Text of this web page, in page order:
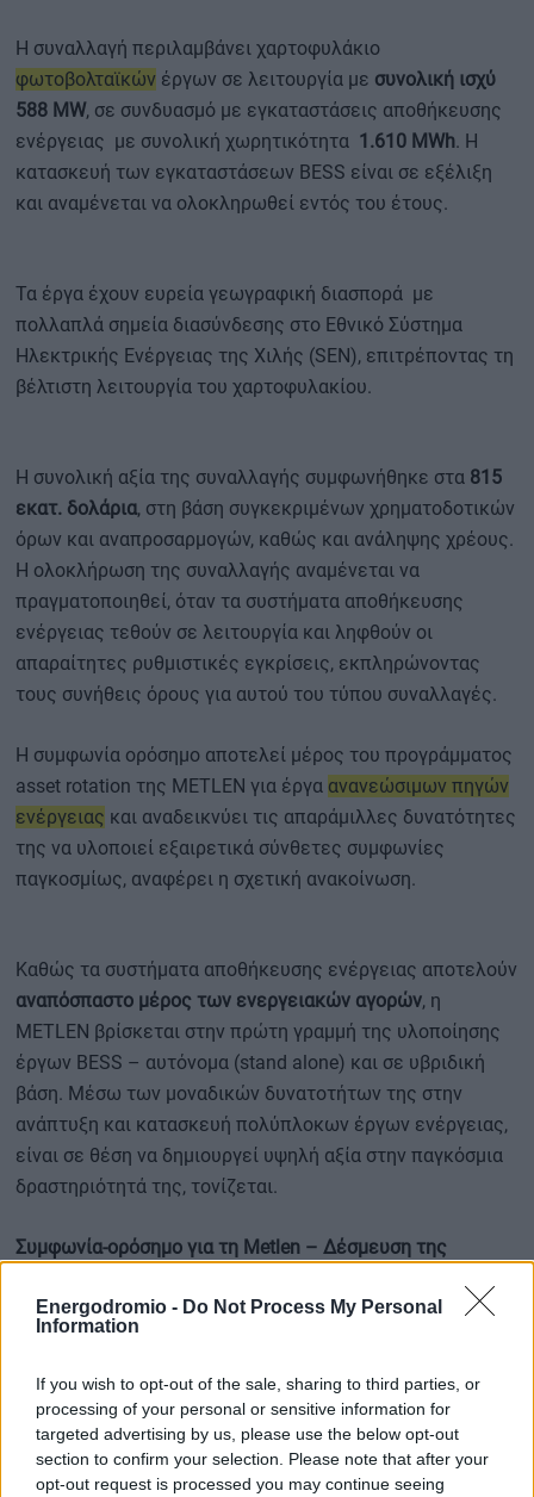
Energodromio - Do Not Process My Personal
Information
If you wish to opt-out of the sale, sharing to third parties, or
processing of your personal or sensitive information for
targeted advertising by us, please use the below opt-out
section to confirm your selection. Please note that after your
opt-out request is processed you may continue seeing
Η συναλλαγή περιλαμβάνει χαρτοφυλάκιο
φωτοβολταϊκών έργων σε λειτουργία με συνολική ισχύ
588 MW, σε συνδυασμό με εγκαταστάσεις αποθήκευσης
ενέργειας με συνολική χωρητικότητα 1.610 ΜWh. Η
κατασκευή των εγκαταστάσεων BESS είναι σε εξέλιξη
και αναμένεται να ολοκληρωθεί εντός του έτους.
Τα έργα έχουν ευρεία γεωγραφική διασπορά με
πολλαπλά σημεία διασύνδεσης στο Εθνικό Σύστημα
Ηλεκτρικής Ενέργειας της Χιλής (SEN), επιτρέποντας τη
βέλτιστη λειτουργία του χαρτοφυλακίου.
Η συνολική αξία της συναλλαγής συμφωνήθηκε στα 815
εκατ. δολάρια, στη βάση συγκεκριμένων χρηματοδοτικών
όρων και αναπροσαρμογών, καθώς και ανάληψης χρέους.
Η ολοκλήρωση της συναλλαγής αναμένεται να
πραγματοποιηθεί, όταν τα συστήματα αποθήκευσης
ενέργειας τεθούν σε λειτουργία και ληφθούν οι
απαραίτητες ρυθμιστικές εγκρίσεις, εκπληρώνοντας
τους συνήθεις όρους για αυτού του τύπου συναλλαγές.
Η συμφωνία ορόσημο αποτελεί μέρος του προγράμματος
asset rotation της METLEN για έργα ανανεώσιμων πηγών
ενέργειας και αναδεικνύει τις απαράμιλλες δυνατότητες
της να υλοποιεί εξαιρετικά σύνθετες συμφωνίες
παγκοσμίως, αναφέρει η σχετική ανακοίνωση.
Καθώς τα συστήματα αποθήκευσης ενέργειας αποτελούν
αναπόσπαστο μέρος των ενεργειακών αγορών, η
METLEN βρίσκεται στην πρώτη γραμμή της υλοποίησης
έργων BESS – αυτόνομα (stand alone) και σε υβριδική
βάση. Μέσω των μοναδικών δυνατοτήτων της στην
ανάπτυξη και κατασκευή πολύπλοκων έργων ενέργειας,
είναι σε θέση να δημιουργεί υψηλή αξία στην παγκόσμια
δραστηριότητά της, τονίζεται.
Συμφωνία-ορόσημο για τη Metlen – Δέσμευση της
στον τομέα των ΑΠΕ Χιλής
Σχολιάζοντας αυτήν τη σημαντική συμφωνία, ο Πρόεδρος
και Διευθύνων Σύμβουλος της METLEN, Ευάγγελος
Μυτιληναίος, δήλωσε: «Πρόκειται για μια συμφωνία
ορόσημο για τη METLEN, καθώς δίνουμε ώθηση στην